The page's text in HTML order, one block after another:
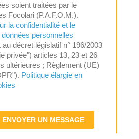
soient traitées par le
Focolari (P.A.F.O.M.).
la confidentialité et le
personnelles
décret législatif n° 196/2003
privée") articles 13, 23 et 26
ultérieures ; Règlement (UE)
Politique élargie en
ENVOYER UN MESSAGE